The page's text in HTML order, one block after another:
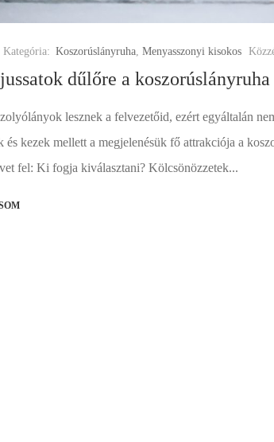
Kategória: Koszorúslányruha Menyasszonyi kisokos
dűlőre a koszorúslányruha
lesznek a felvezetőid, ezért egyáltalán
és kezek mellett a megjelenésük fő attrakciója a
fel: Ki fogja kiválasztani? Kölcsönözzetek...